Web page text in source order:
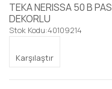
TEKA NERISSA 50 B
DEKORLU
Stok Kodu:40109214
Karşılaştır